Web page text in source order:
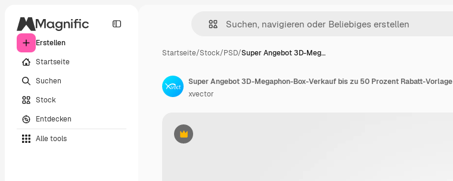
Erstellen
Startseite
Suchen
Stock
Entdecken
Alle tools
Startseite/Stock/PSD/Super Angebot 3D-Meg…
Premium
Super Angebot 3D-Megaphon-Box-Verkauf bis zu 50 Prozent Rabatt-Vorlage
xvector